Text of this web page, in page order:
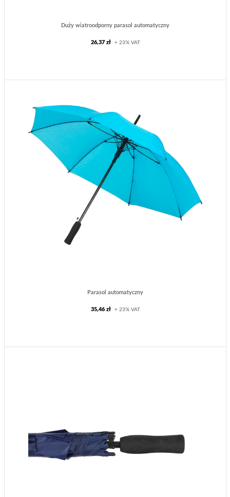
Duży wiatroodporny parasol automatyczny
26,37 zł + 23% VAT
Parasol automatyczny
35,46 zł + 23% VAT